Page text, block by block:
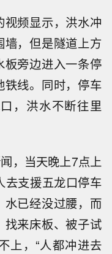
频显示，洪水冲
，但是隧道上方
板旁边进入一条停
铁线。同时，停车
，洪水不断往里
，当天晚上7点上
去支援五龙口停车
已经没过腰，而
找来床板、被子试
上，“人都冲进去